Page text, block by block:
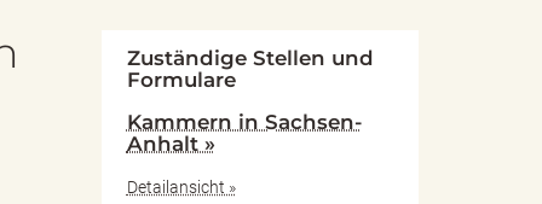
Zuständige Stellen und
Formulare
Kammern in Sachsen-
Anhalt »
Detailansicht »